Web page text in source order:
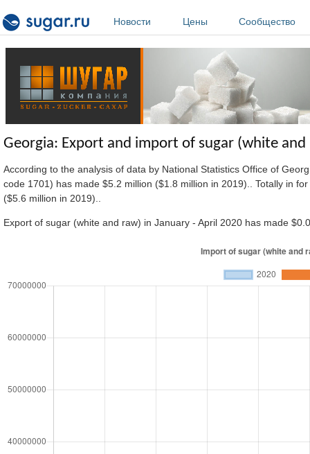
Новости
Цены Сообщество
Georgia: Export and import of sugar (white
According to the analysis of data by National Statistics Office of
code 1701) has made $5.2 million ($1.8 million in 2019).. Totally in
($5.6 million in 2019)..
Export of sugar (white and raw) in January - April 2020 has made